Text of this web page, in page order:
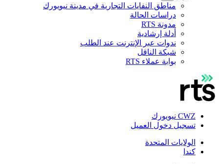
مناطق النفايات التجارية في مدينة نيويورك
دراسات الحالة
مدونة RTS
أدلة إرشادية
ندوات عبر الإنترنت عند الطلب
شبكة الناقل
بوابة عملاء RTS
CWZ نيويورك
تسجيل دخول العميل
الولايات المتحدة
كندا